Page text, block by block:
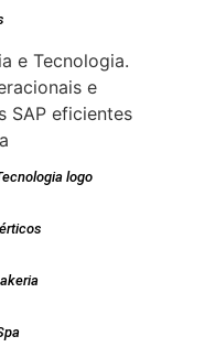
logo